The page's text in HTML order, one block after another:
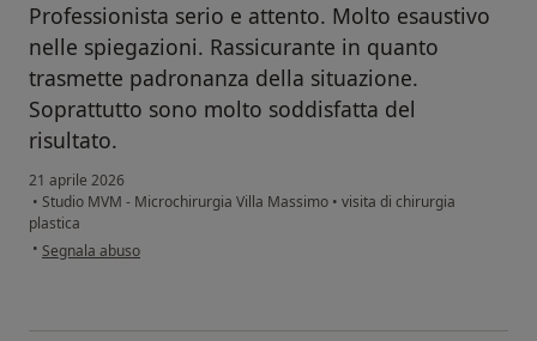
Professionista serio e attento. Molto esaustivo
nelle spiegazioni. Rassicurante in quanto
trasmette padronanza della situazione.
Soprattutto sono molto soddisfatta del
risultato.
21 aprile 2026
• Studio MVM - Microchirurgia Villa Massimo • visita di chirurgia
plastica
• secondo l'opinione dell'utente AF
Segnala abuso